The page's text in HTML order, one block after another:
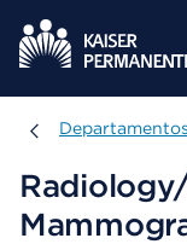
Departamentos